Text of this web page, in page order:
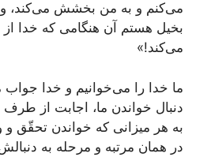
می‌کنم و به من بخشش می‌کند، و
بخیل هستم آن هنگامی که خدا
می‌کند!»
ما خدا را می‌خوانیم و خدا
دنبال خواندن ما، اجابت از
به هر میزانی که خواندن تحقّق و
در همان مرتبه و مرحله به